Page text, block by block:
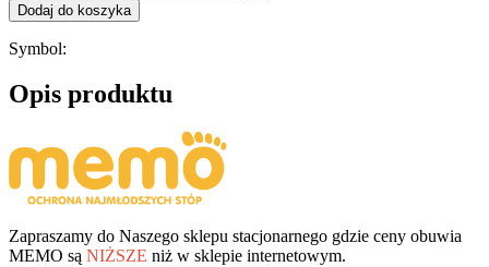
Dodaj do koszyka
Symbol:
Opis produktu
Zapraszamy do Naszego sklepu stacjonarnego gdzie ceny obuwia
MEMO są NIŻSZE niż w sklepie internetowym.